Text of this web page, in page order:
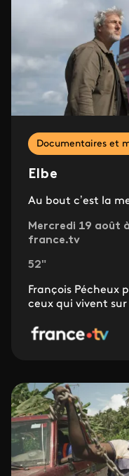
Documentaires et
Elbe
Au bout c’est la
Mercredi 19 août
france.tv
52"
François Pécheux
ceux qui vivent sur